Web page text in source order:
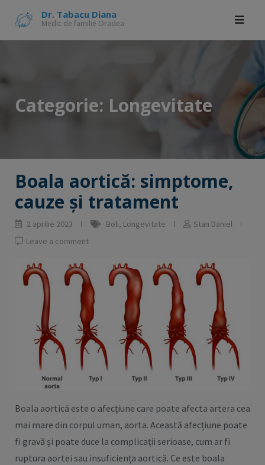
content
Dr. Tabacu Diana
Medic de familie Oradea
Categorie: Longevitate
Boala aortică: simptome,
cauze și tratament
2 aprilie 2023 Boli, Longevitate
Stan Daniel
Leave a comment
Boala aortică este o afecțiune care poate afecta artera cea
mai mare din corpul uman, aorta. Această afecțiune poate
fi gravă și poate duce la complicații serioase, cum ar fi
ruptura aortei sau insuficiența aortică. Ce este boala